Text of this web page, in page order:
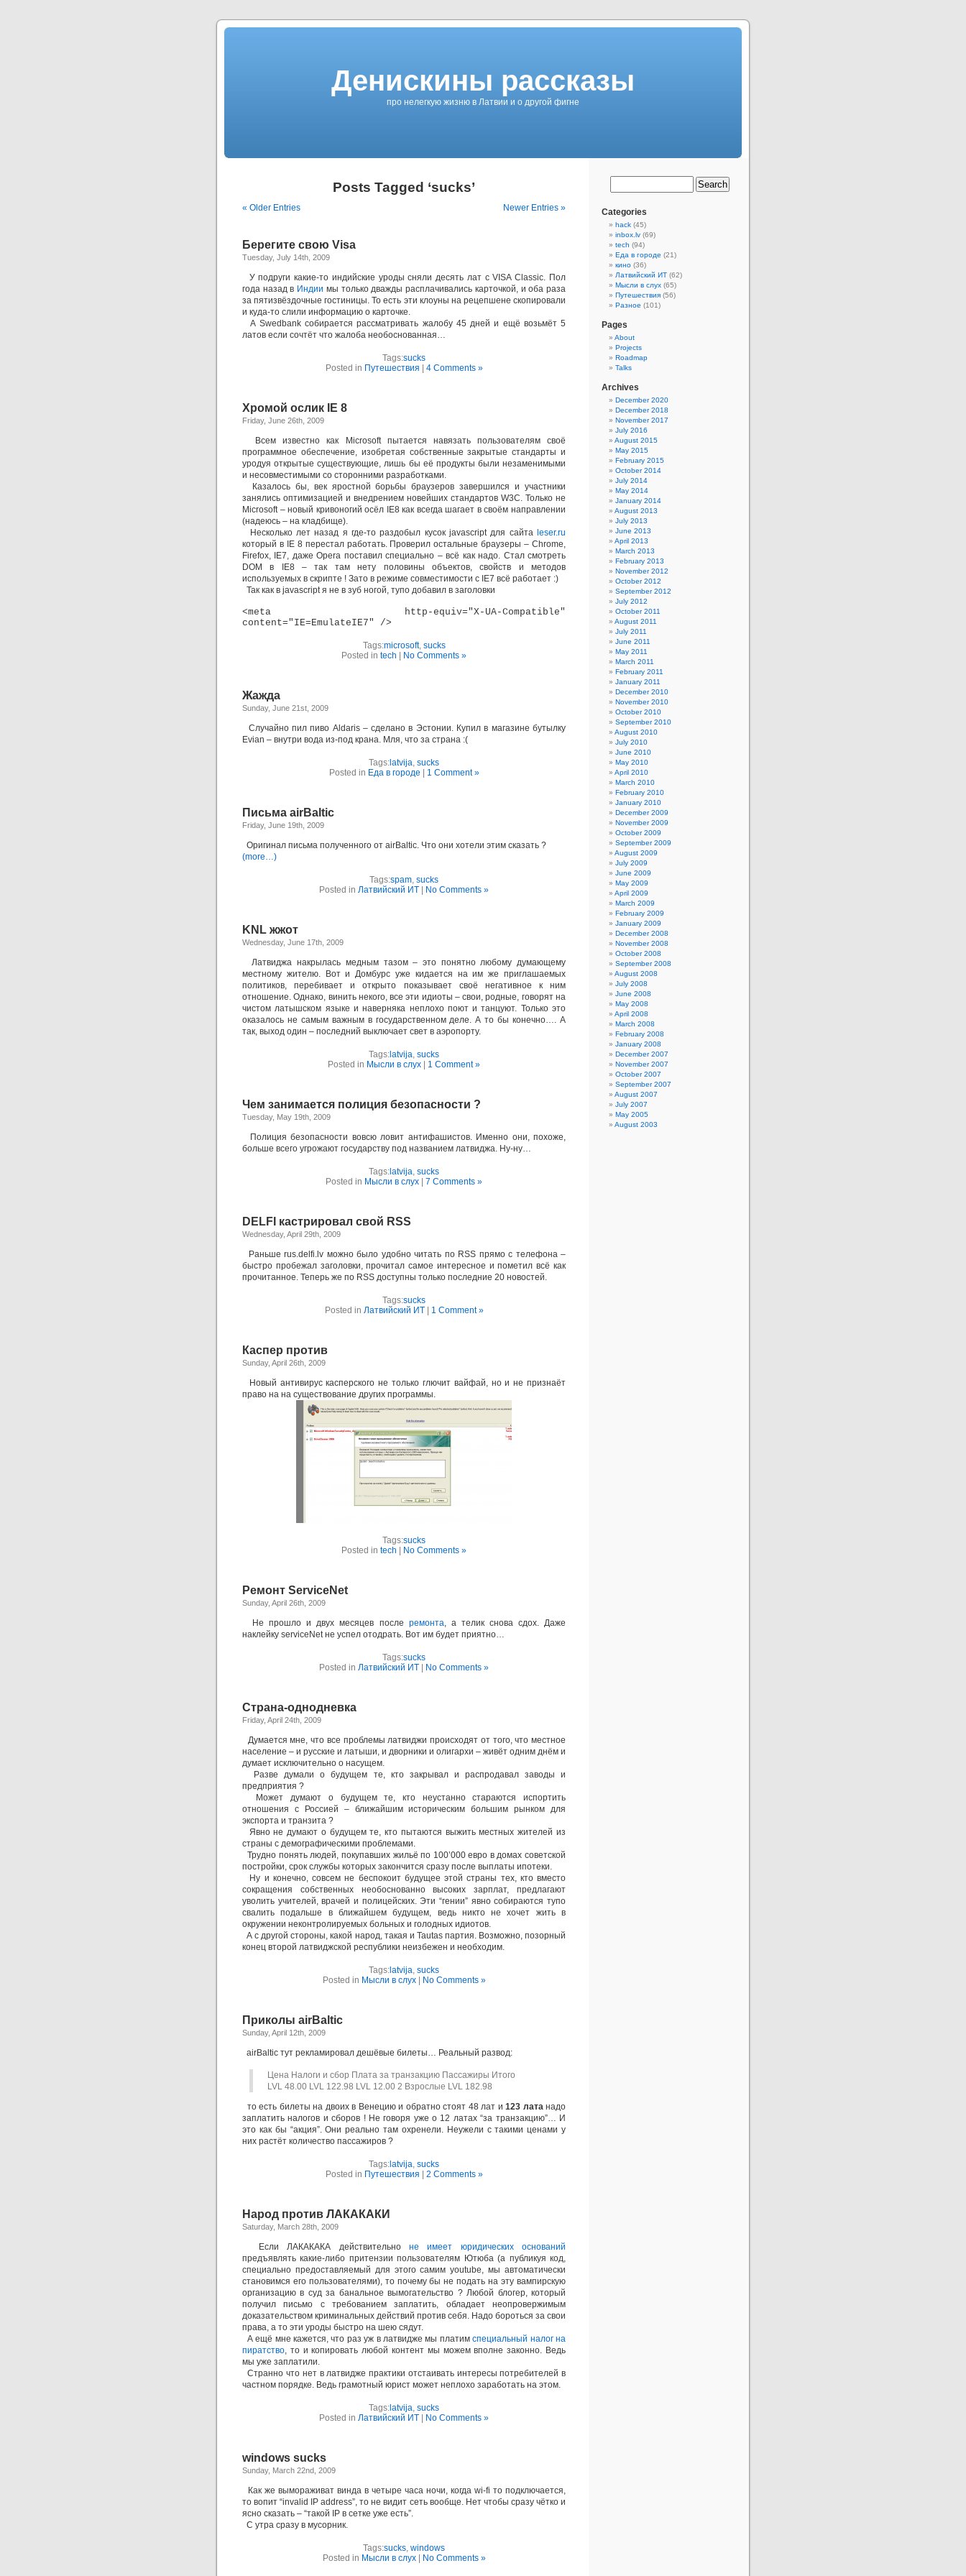
Денискины рассказы
про нелегкую жизню в Латвии и о другой фигне
Posts Tagged ‘sucks’
« Older Entries Newer Entries »
Берегите свою Visa
Tuesday, July 14th, 2009
У подруги какие-то индийские уроды сняли десять лат с VISA Classic. Пол
года назад в Индии мы только дважды расплачивались карточкой, и оба раза
за пятизвёздочные гостиницы. То есть эти клоуны на рецепшене скопировали
и куда-то слили информацию о карточке.
А Swedbank собирается рассматривать жалобу 45 дней и ещё возьмёт 5
латов если сочтёт что жалоба необоснованная…
Tags:sucks
Posted in Путешествия 4 Comments »
Хромой ослик IE 8
Friday, June 26th, 2009
Всем известно как Microsoft пытается навязать пользователям своё
программное обеспечение, изобретая собственные закрытые стандарты и
уродуя открытые существующие, лишь бы её продукты были незаменимыми
и несовместимыми со сторонними разработками.
Казалось бы, век яростной борьбы браузеров завершился и участники
занялись оптимизацией и внедрением новейших стандартов W3C. Только не
Microsoft – новый кривоногий осёл IE8 как всегда шагает в своём направлении
(надеюсь – на кладбище).
Несколько лет назад я где-то раздобыл кусок javascript для сайта leser.ru
который в IE 8 перестал работать. Проверил остальные браузеры – Chrome,
Firefox, IE7, даже Opera поставил специально – всё как надо. Стал смотреть
DOM в IE8 – так там нету половины объектов, свойств и методов
используемых в скрипте ! Зато в режиме совместимости с IE7 всё работает :)
Так как в javascript я не в зуб ногой, тупо добавил в заголовки
<meta http-equiv="X-UA-Compatible"
content="IE=EmulateIE7" />
Tags:microsoft, sucks
Posted in tech No Comments »
Жажда
Sunday, June 21st, 2009
Случайно пил пиво Aldaris – сделано в Эстонии. Купил в магазине бутылку
Evian – внутри вода из-под крана. Мля, что за страна :(
Tags: latvija, sucks
Posted in Еда в городе 1 Comment »
Письма airBaltic
Friday, June 19th, 2009
Оригинал письма полученного от airBaltic. Что они хотели этим сказать ?
(more…)
Tags:spam, sucks
Posted in Латвийский ИТ No Comments »
KNL жжот
Wednesday, June 17th, 2009
Латвиджа накрылась медным тазом – это понятно любому думающему
местному жителю. Вот и Домбурс уже кидается на им же приглашаемых
политиков, перебивает и открыто показывает своё негативное к ним
отношение. Однако, винить некого, все эти идиоты – свои, родные, говорят на
чистом латышском языке и наверняка неплохо поют и танцуют. Только это
оказалось не самым важным в государственном деле. А то бы конечно…. А
так, выход один – последний выключает свет в аэропорту.
Tags: latvija, sucks
Posted in Мысли в слух 1 Comment »
Чем занимается полиция безопасности ?
Tuesday, May 19th, 2009
Полиция безопасности вовсю ловит антифашистов. Именно они, похоже,
больше всего угрожают государству под названием латвиджа. Ну-ну…
Tags: latvija, sucks
Posted in Мысли в слух 7 Comments »
DELFI кастрировал свой RSS
Wednesday, April 29th, 2009
Раньше rus.delfi.lv можно было удобно читать по RSS прямо с телефона –
быстро пробежал заголовки, прочитал самое интересное и пометил всё как
прочитанное. Теперь же по RSS доступны только последние 20 новостей.
Tags:sucks
Posted in Латвийский ИТ| 1 Comment »
Каспер против
Sunday, April 26th, 2009
Новый антивирус касперского не только глючит вайфай, но и не признаёт
право на на существование других программы.
Tags:sucks
Posted in tech No Comments »
Ремонт ServiceNet
Sunday, April 26th, 2009
Не прошло и двух месяцев после ремонта, а телик снова сдох. Даже
наклейку serviceNet не успел отодрать. Вот им будет приятно…
Tags:sucks
Posted in Латвийский ИТ No Comments »
Страна-однодневка
Friday, April 24th, 2009
Думается мне, что все проблемы латвиджи происходят от того, что местное
население – и русские и латыши, и дворники и олигархи – живёт одним днём и
думает исключительно о насущем.
Разве думали о будущем те, кто закрывал и распродавал заводы и
предприятия ?
Может думают о будущем те, кто неустанно стараются испортить
отношения с Россией – ближайшим историческим большим рынком для
экспорта и транзита ?
Явно не думают о будущем те, кто пытаются выжить местных жителей из
страны с демографическими проблемами.
Трудно понять людей, покупавших жильё по 100’000 евро в домах советской
постройки, срок службы которых закончится сразу после выплаты ипотеки.
Ну и конечно, совсем не беспокоит будущее этой страны тех, кто вместо
сокращения собственных необоснованно высоких зарплат, предлагают
уволить учителей, врачей и полицейских. Эти “гении” явно собираются тупо
свалить подальше в ближайшем будущем, ведь никто не хочет жить в
окружении неконтролируемых больных и голодных идиотов.
А с другой стороны, какой народ, такая и Tautas партия. Возможно, позорный
конец второй латвиджской республики неизбежен и необходим.
Tags: latvija, sucks
Posted in Мысли в слух| No Comments »
Приколы airBaltic
Sunday, April 12th, 2009
airBaltic тут рекламировал дешёвые билеты… Реальный развод:
Цена Налоги и сбор Плата за транзакцию Пассажиры Итого
LVL 48.00 LVL 122.98 LVL 12.00 2 Взрослые LVL 182.98
то есть билеты на двоих в Венецию и обратно стоят 48 лат и123 латанадо
заплатить налогов и сборов ! Не говоря уже о 12 латах “за транзакцию”… И
это как бы “акция”. Они реально там охренели. Неужели с такими ценами у
них растёт количество пассажиров ?
Tags: latvija, sucks
Posted in Путешествия 2 Comments »
Народ против ЛАКАКАКИ
Saturday, March 28th, 2009
Если ЛАКАКАКА действительно не имеет юридических оснований
предъявлять какие-либо притензии пользователям Ютюба (а публикуя код,
специально предоставляемый для этого самим youtube, мы автоматически
становимся его пользователями), то почему бы не подать на эту вампирскую
организацию в суд за банальное вымогательство ? Любой блогер, который
получил письмо с требованием заплатить, обладает неопровержимым
доказательством криминальных действий против себя. Надо бороться за свои
права, а то эти уроды быстро на шею сядут.
А ещё мне кажется, что раз уж в латвидже мы платимспециальный налог на
пиратство, то и копировать любой контент мы можем вполне законно. Ведь
мы уже заплатили.
Странно что нет в латвидже практики отстаивать интересы потребителей в
частном порядке. Ведь грамотный юрист может неплохо заработать на этом.
Tags: latvija, sucks
Posted in Латвийский ИТ No Comments »
windows sucks
Sunday, March 22nd, 2009
Как же вымораживат винда в четыре часа ночи, когда wi-fi то подключается,
то вопит “invalid IP address”, то не видит сеть вообще. Нет чтобы сразу чётко и
ясно сказать – “такой IP в сетке уже есть”.
С утра сразу в мусорник.
Tags:sucks, windows
Posted in Мысли в слух| No Comments »
Categories
hack (45)
inbox.lv (69)
tech (94)
Еда в городе (21)
кино (36)
Латвийский ИТ (62)
Мысли в слух (65)
Путешествия (56)
Разное (101)
Pages
About
Projects
Roadmap
Talks
Archives
December 2020
December 2018
November 2017
July 2016
August 2015
May 2015
February 2015
October 2014
July 2014
May 2014
January 2014
August 2013
July 2013
June 2013
April 2013
March 2013
February 2013
November 2012
October 2012
September 2012
July 2012
October 2011
August 2011
July 2011
June 2011
May 2011
March 2011
February 2011
January 2011
December 2010
November 2010
October 2010
September 2010
August 2010
July 2010
June 2010
May 2010
April 2010
March 2010
February 2010
January 2010
December 2009
November 2009
October 2009
September 2009
August 2009
July 2009
June 2009
May 2009
April 2009
March 2009
February 2009
January 2009
December 2008
November 2008
October 2008
September 2008
August 2008
July 2008
June 2008
May 2008
April 2008
March 2008
February 2008
January 2008
December 2007
November 2007
October 2007
September 2007
August 2007
July 2007
May 2005
August 2003